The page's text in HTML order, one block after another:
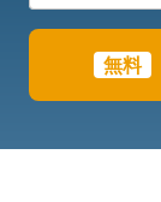
無料